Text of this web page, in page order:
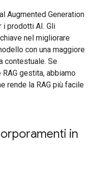
Augmented Generation
i prodotti AI. Gli
nel migliorare
con una maggiore
contestuale. Se
gestita, abbiamo
rende la RAG più facile
in